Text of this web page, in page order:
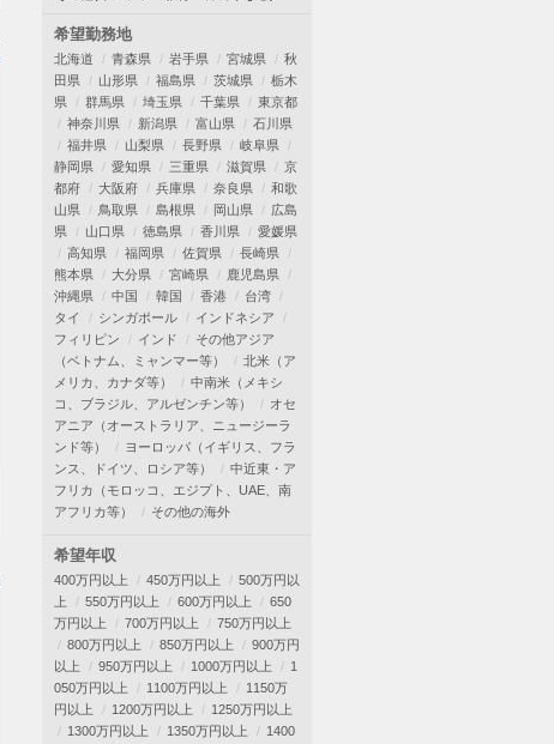
希望勤務地
北海道 青森県 岩手県 宮城県
秋
田県
山形県 福島県 茨城県
栃木
県
群馬県 埼玉県 千葉県
東京都
神奈川県
新潟県 富山県
石川県
福井県
山梨県 長野県
岐阜県
静岡県
愛知県 三重県 滋賀県
京
都府
大阪府 兵庫県 奈良県
和歌
山県
鳥取県 島根県 岡山県
広島
県
山口県 徳島県 香川県
愛媛県
高知県
福岡県 佐賀県
長崎県
熊本県
大分県 宮崎県
鹿児島県
沖縄県
中国 韓国 香港
台湾
タイ
シンガポール
インドネシア
フィリピン
インド
その他アジア
（ベトナム、ミャンマー等）
北米（ア
メリカ、カナダ等）
中南米（メキシ
コ、ブラジル、アルゼンチン等）
オセ
アニア（オーストラリア、ニュージーラ
ンド等）
ヨーロッパ（イギリス、フラ
ンス、ドイツ、ロシア等）
中近東・ア
フリカ（モロッコ、エジプト、UAE、南
アフリカ等）
その他の海外
希望年収
400万円以上 450万円以上
500万円以
上
550万円以上 600万円以上
650
万円以上
700万円以上
750万円以上
800万円以上
850万円以上
900万円
以上
950万円以上 1000万円以上
1
050万円以上
1100万円以上
1150万
円以上
1200万円以上
1250万円以上
1300万円以上
1350万円以上
1400